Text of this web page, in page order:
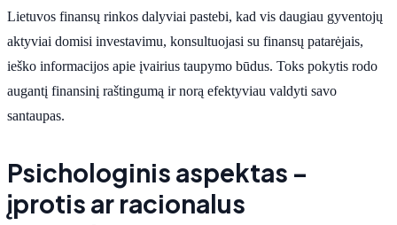
Lietuvos finansų rinkos dalyviai pastebi, kad vis daugiau gyventojų
aktyviai domisi investavimu, konsultuojasi su finansų patarėjais,
ieško informacijos apie įvairius taupymo būdus. Toks pokytis rodo
augantį finansinį raštingumą ir norą efektyviau valdyti savo
santaupas.
Psichologinis aspektas –
įprotis ar racionalus